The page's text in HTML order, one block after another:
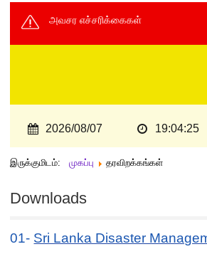
அவசர எச்சரிக்கைகள்
2026/08/07 19:04:26
இருக்குமிடம்: முகப்பு தரவிறக்கங்கள்
Downloads
01- Sri Lanka Disaster